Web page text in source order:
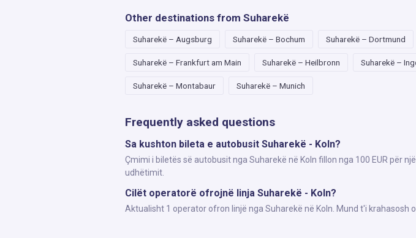
Other destinations from Suharekë
Suharekë – Augsburg Suharekë – Bochum Suharekë – Dortmund
Suharekë – Frankfurt am Main Suharekë – Heilbronn Suharekë –
Suharekë – Montabaur Suharekë – Munich
Frequently asked questions
Sa kushton bileta e autobusit Suharekë - Koln?
Çmimi i biletës së autobusit nga Suharekë në Koln fillon nga 100 EUR për
udhëtimit.
Cilët operatorë ofrojnë linja Suharekë - Koln?
Aktualisht 1 operator ofron linjë nga Suharekë në Koln. Mund t'i krahasosh